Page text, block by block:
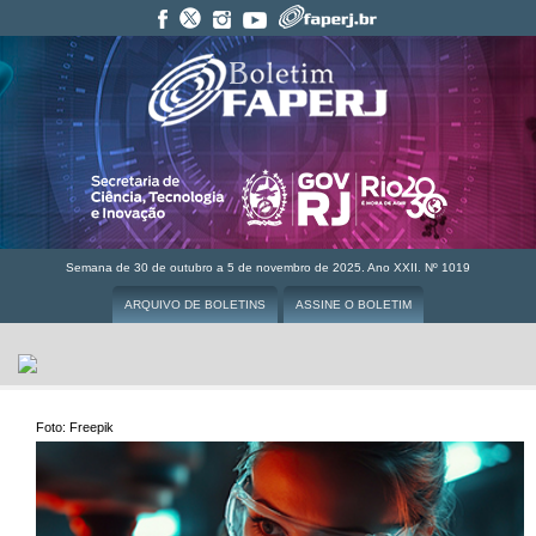
Semana de 30 de outubro a 5 de novembro de 2025. Ano XXII. Nº 1019
ARQUIVO DE BOLETINS ASSINE O BOLETIM
Foto: Freepik